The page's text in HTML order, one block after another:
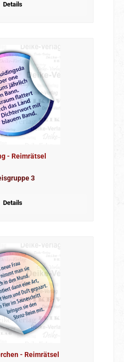
Details
- Reimrätsel
3
Details
- Reimrätsel